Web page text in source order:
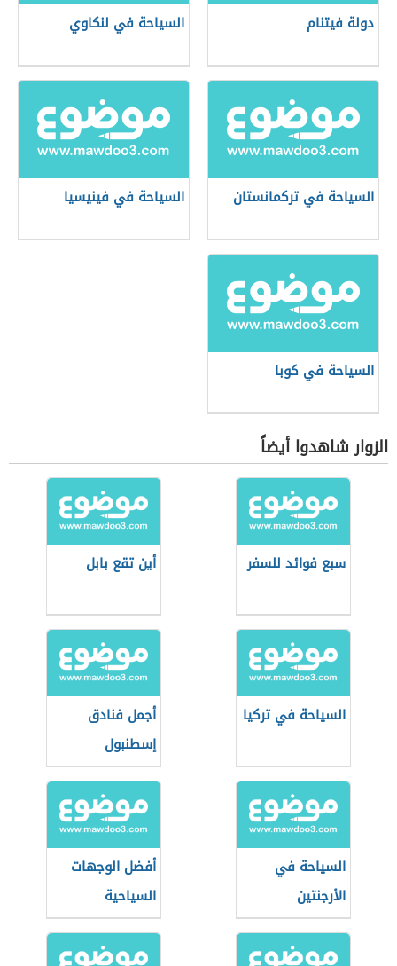
دولة فيتنام السياحة في لنكاوي
السياحة في تركمانستان السياحة في فينيسيا
السياحة في كوبا
الزوار شاهدوا أيضاً
سبع فوائد للسفر أين تقع بابل
السياحة في تركيا
أجمل فنادق
إسطنبول
السياحة في
الأرجنتين
أفضل الوجهات
السياحية